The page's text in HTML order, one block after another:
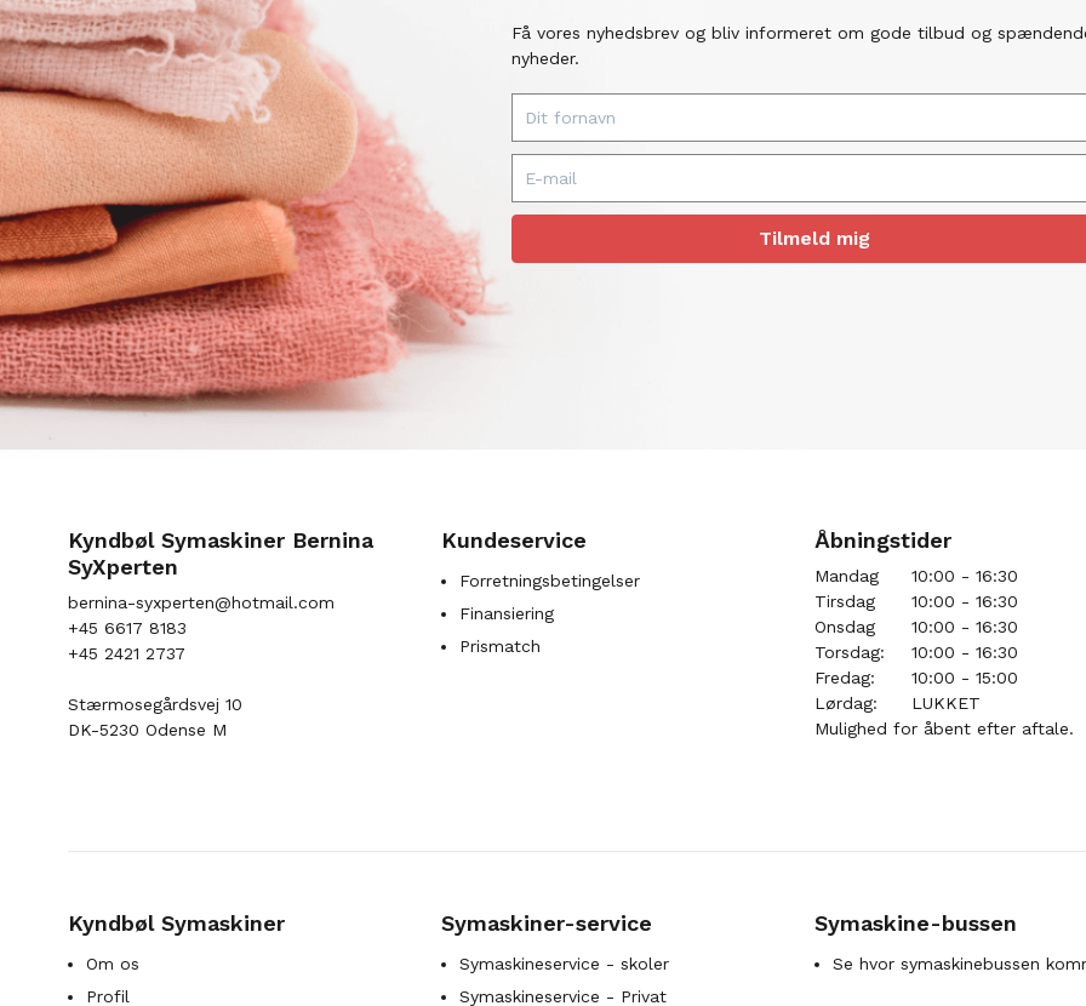
Få vores nyhedsbrev og bliv informeret om gode tilbud og
nyheder.
Tilmeld mig
Kyndbøl Symaskiner Bernina
SyXperten
bernina-syxperten@hotmail.com
+45 6617 8183
+45 2421 2737
Stærmosegårdsvej 10
DK-5230 Odense M
Kundeservice
Forretningsbetingelser
Finansiering
Prismatch
Åbningstider
Mandag
10:00 - 16:30
Tirsdag
10:00 - 16:30
Onsdag
10:00 - 16:30
Torsdag:
10:00 - 16:30
Fredag:
10:00 - 15:00
Lørdag:
LUKKET
Mulighed for åbent efter aftale.
Kyndbøl Symaskiner
Om os
Profil
Symaskiner-service
Symaskineservice - skoler
Symaskineservice - Privat
Symaskine-bussen
Se hvor symaskinebussen